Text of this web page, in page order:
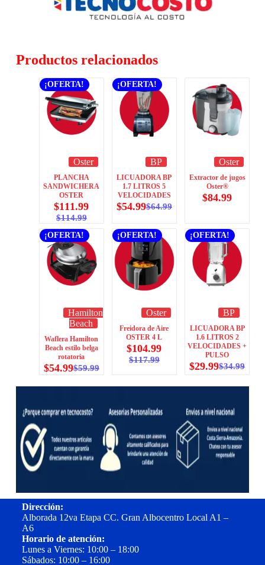
Productos relacionados
¡OFERTA!
Oster
PLANCHA
SANDWICHERA
OSTER
$114.99
$111.99
¡OFERTA!
BP
LICUADORA BP
1.7 LITROS 5
VELOCIDADES
$64.99
$54.99
Oster
Extractor de jugos
Oster®
$84.99
¡OFERTA!
Hamilton
Beach
Waflera Hamilton
Beach estilo belga
rotatoria
$59.99
$54.99
¡OFERTA!
Oster
Freidora de Aire
OSTER 4 L
$117.99
$104.99
¡OFERTA!
BP
LICUADORA BP
1.6 LITROS 2
VELOCIDADES +
PULSO
$34.99
$29.99
Dirección:
Alborada 12va Etapa CC. Gran Albocentro Local A1 –
A6
Horario de atención:
Lunes a Viernes: 10:00 – 18:00
Sábados: 10:00 – 16:00